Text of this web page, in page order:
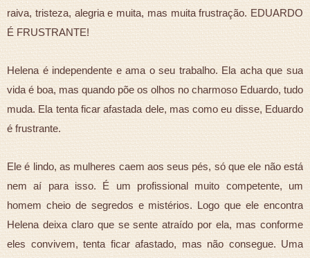
raiva, tristeza, alegria e muita, mas muita frustração. EDUARDO
É FRUSTRANTE!
Helena é independente e ama o seu trabalho. Ela acha que sua
vida é boa, mas quando põe os olhos no charmoso Eduardo, tudo
muda. Ela tenta ficar afastada dele, mas como eu disse, Eduardo
é frustrante.
Ele é lindo, as mulheres caem aos seus pés, só que ele não está
nem aí para isso. É um profissional muito competente, um
homem cheio de segredos e mistérios. Logo que ele encontra
Helena deixa claro que se sente atraído por ela, mas conforme
eles convivem, tenta ficar afastado, mas não consegue. Uma